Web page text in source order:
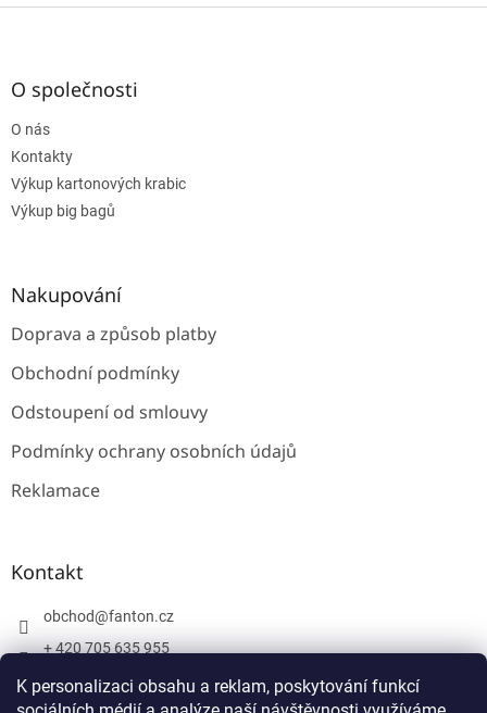
K personalizaci obsahu a reklam, poskytování funkcí
Z
O společnosti
O nás
Kontakty
Výkup kartonových krabic
Výkup big bagů
Nakupování
Doprava a způsob platby
Obchodní podmínky
Odstoupení od smlouvy
Podmínky ochrany osobních údajů
Reklamace
Kontakt
obchod@fanton.cz
+ 420 705 635 955
+ 420 705 635 951